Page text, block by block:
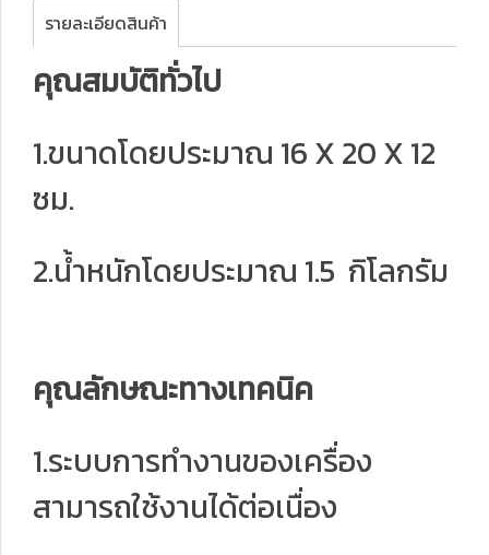
รายละเอียดสินค้า
คุณสมบัติทั่วไป
1.ขนาดโดยประมาณ 16 X 20 X 12
ซม.
2.น้ำหนักโดยประมาณ 1.5 กิโลกรัม
คุณลักษณะทางเทคนิค
1.ระบบการทำงานของเครื่อง
สามารถใช้งานได้ต่อเนื่อง